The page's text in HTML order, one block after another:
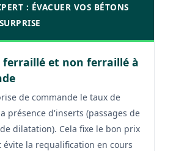
: ÉVACUER VOS BÉTONS
ferraillé et non ferraillé à
de commande le taux de
présence d'inserts (passages de
dilatation). Cela fixe le bon prix
évite la requalification en cours